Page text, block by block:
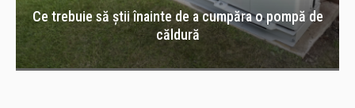
Ce trebuie să știi înainte de a cumpăra o pompă de
căldură